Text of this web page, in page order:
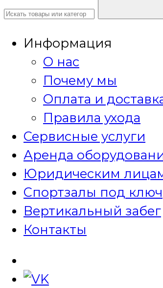
Информация
О нас
Почему мы
Оплата и
Правила ухода
Сервисные услуги
Аренда
Юридическим
Спортзалы под ключ
Вертикальный забег
Контакты